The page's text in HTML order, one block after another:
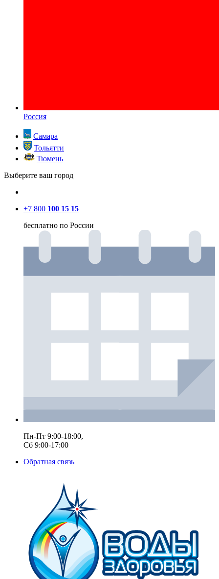
Россия
Самара
Тольятти
Тюмень
Выберите ваш город
+7 800 100 15 15
бесплатно по России
Пн-Пт 9:00-18:00,
Сб 9:00-17:00
Обратная связь